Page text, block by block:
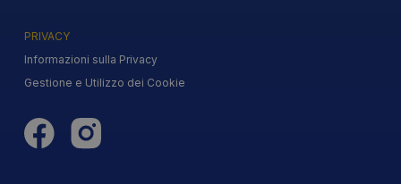
PRIVACY
Informazioni sulla Privacy
Gestione e Utilizzo dei Cookie